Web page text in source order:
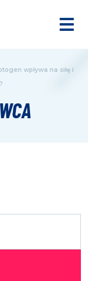
wpływa na siłę i